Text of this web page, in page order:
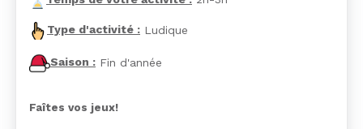
Type d'activité : Ludique
Saison : Fin d'année
Faîtes vos jeux!